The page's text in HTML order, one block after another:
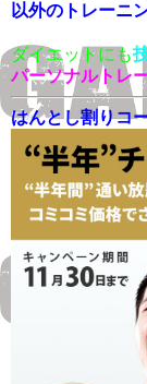
以外のトレーニ
ダイエットにも
パーソナルトレ
はんとし割りコ